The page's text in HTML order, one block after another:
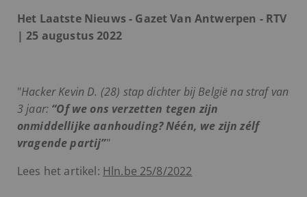
Het Laatste Nieuws - Gazet Van Antwerpen - RTV
| 25 augustus 2022
"Hacker Kevin D. (28) stap dichter bij België na straf van
3 jaar: “Of we ons verzetten tegen zijn
onmiddellijke aanhouding? Néén, we zijn zélf
vragende partij”"
Lees het artikel: Hln.be 25/8/2022